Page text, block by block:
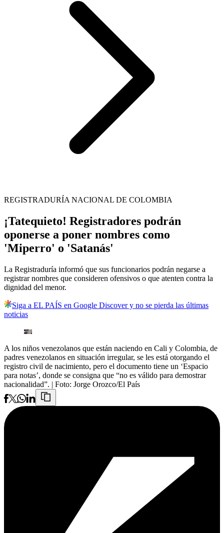
REGISTRADURÍA NACIONAL DE COLOMBIA
¡Tatequieto! Registradores podrán
oponerse a poner nombres como
'Miperro' o 'Satanás'
La Registraduría informó que sus funcionarios podrán negarse a
registrar nombres que consideren ofensivos o que atenten contra la
dignidad del menor.
Siga a EL PAÍS en Google Discover y no se pierda las últimas
noticias
A los niños venezolanos que están naciendo en Cali y Colombia, de
padres venezolanos en situación irregular, se les está otorgando el
registro civil de nacimiento, pero el documento tiene un ‘Espacio
para notas’, donde se consigna que “no es válido para demostrar
nacionalidad”. | Foto: Jorge Orozco/El País